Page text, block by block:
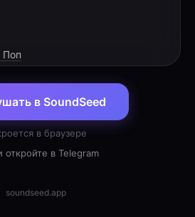
трудный путь,
не свернуть.
огни,
Поп
в SoundSeed
в браузере
откройте в Telegram
soundseed.app